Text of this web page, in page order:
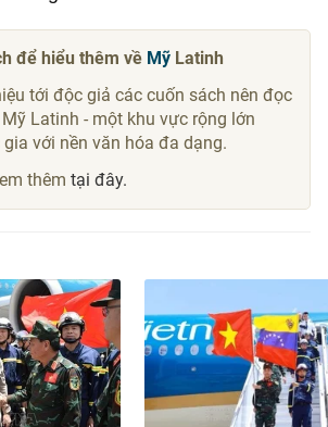
để hiểu thêm về Mỹ Latinh
tới độc giả các cuốn sách nên đọc
Latinh - một khu vực rộng lớn
với nền văn hóa đa dạng.
thêm tại đây.